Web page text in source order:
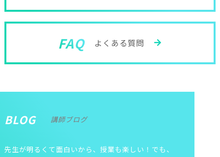
FAQ よくある質問
BLOG 講師ブログ
先生が明るくて面白いから、授業も楽しい！でも、